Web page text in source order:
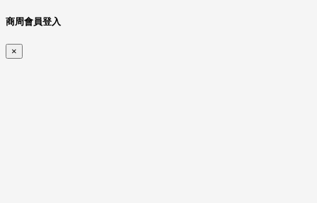
商周會員登入
×